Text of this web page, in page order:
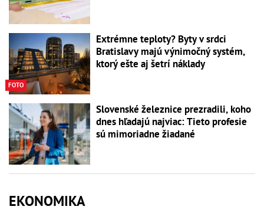
FOTO
Extrémne teploty? Byty v srdci
Bratislavy majú výnimočný systém,
ktorý ešte aj šetrí náklady
Slovenské železnice prezradili, koho
dnes hľadajú najviac: Tieto profesie
sú mimoriadne žiadané
EKONOMIKA